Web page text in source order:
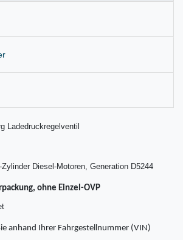
Ladedruckregelventil
Diesel-Motoren, Generation D5244
ohne Einzel-OVP
anhand Ihrer Fahrgestellnummer (VIN)